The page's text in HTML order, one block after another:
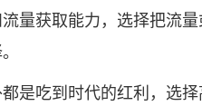
获取能力，选择把流量
吃到时代的红利，选择